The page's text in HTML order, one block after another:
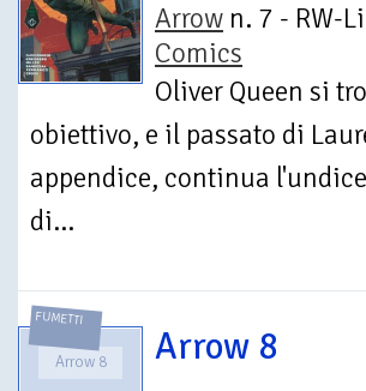
Arrow n. 7 - RW-
Comics
Oliver Queen si
obiettivo, e il passato di
appendice, continua
di...
FUMETTI
Arrow 8 Arrow 8